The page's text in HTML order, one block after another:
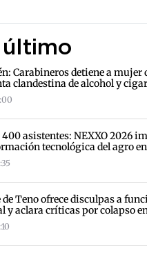
último
Carabineros detiene a mujer
clandestina de alcohol y
400 asistentes: NEXXO 2026
tecnológica del agro
de Teno ofrece disculpas a
y aclara críticas por colapso